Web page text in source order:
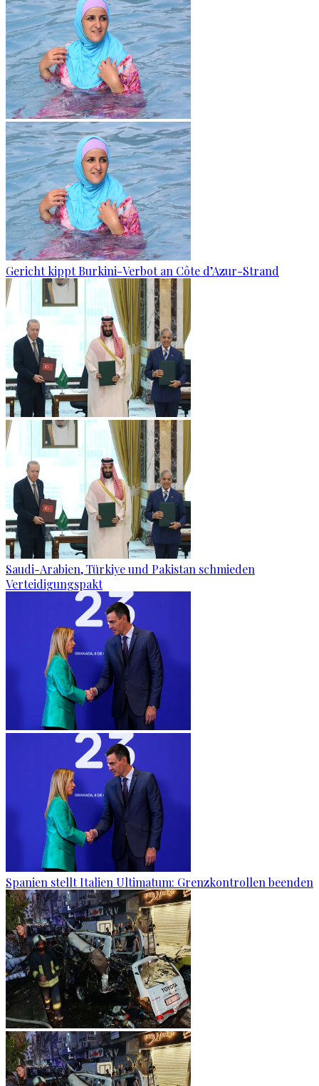
Gericht kippt Burkini-Verbot an Côte d’Azur-Strand
Saudi-Arabien, Türkiye und Pakistan schmieden
Verteidigungspakt
Spanien stellt Italien Ultimatum: Grenzkontrollen beenden